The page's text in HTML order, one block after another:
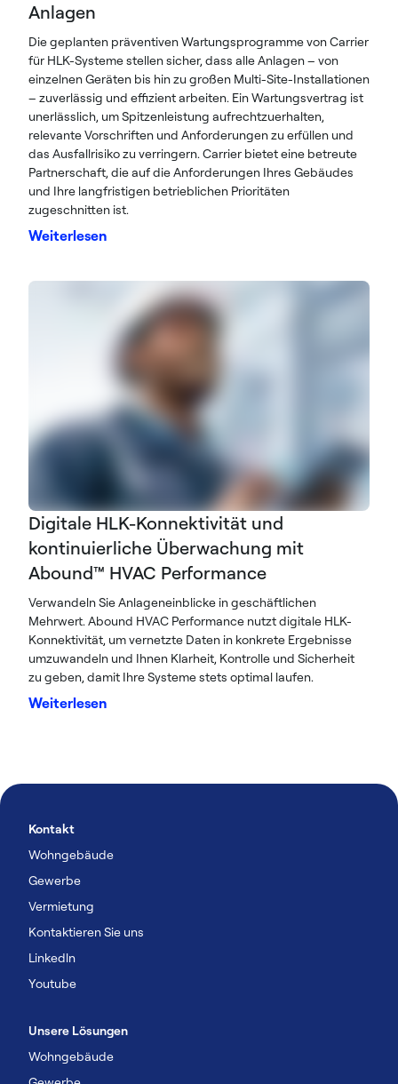
Anlagen
Die geplanten präventiven Wartungsprogramme von Carrier
für HLK-Systeme stellen sicher, dass alle Anlagen – von
einzelnen Geräten bis hin zu großen Multi-Site-Installationen
– zuverlässig und effizient arbeiten. Ein Wartungsvertrag ist
unerlässlich, um Spitzenleistung aufrechtzuerhalten,
relevante Vorschriften und Anforderungen zu erfüllen und
das Ausfallrisiko zu verringern. Carrier bietet eine betreute
Partnerschaft, die auf die Anforderungen Ihres Gebäudes
und Ihre langfristigen betrieblichen Prioritäten
zugeschnitten ist.
Weiterlesen
Digitale HLK-Konnektivität und
kontinuierliche Überwachung mit
Abound™ HVAC Performance
Verwandeln Sie Anlageneinblicke in geschäftlichen
Mehrwert. Abound HVAC Performance nutzt digitale HLK-
Konnektivität, um vernetzte Daten in konkrete Ergebnisse
umzuwandeln und Ihnen Klarheit, Kontrolle und Sicherheit
zu geben, damit Ihre Systeme stets optimal laufen.
Weiterlesen
Kontakt
Wohngebäude
Gewerbe
Vermietung
Kontaktieren Sie uns
Linkedln
Youtube
Unsere Lösungen
Wohngebäude